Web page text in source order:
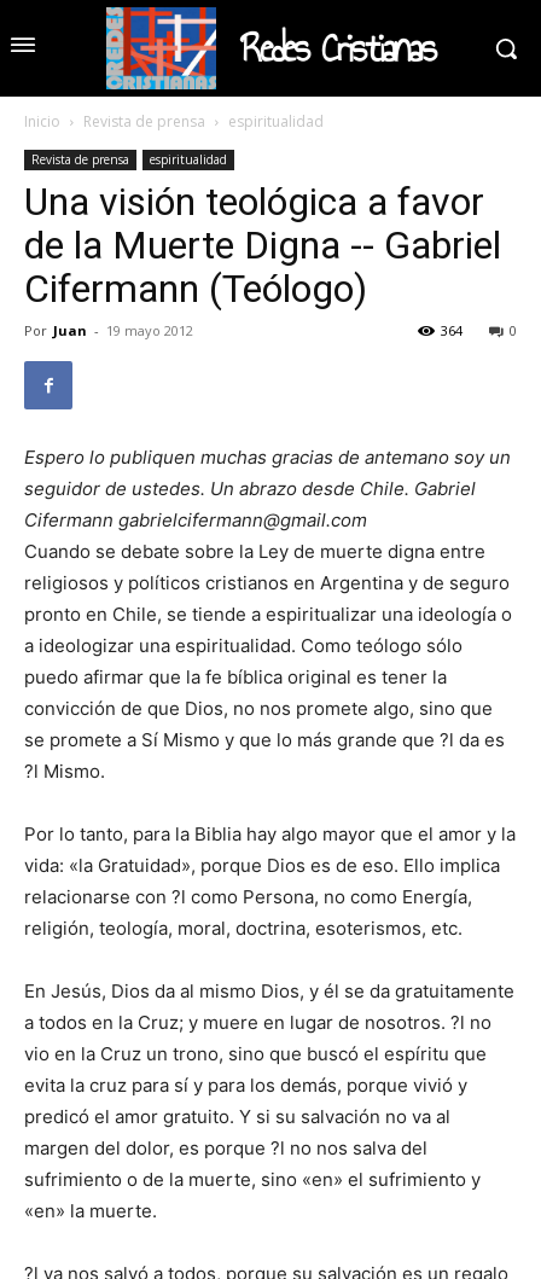
Redes Cristianas
Inicio Revista de prensa espiritualidad
Revista de prensa espiritualidad
Una visión teológica a favor
de la Muerte Digna -- Gabriel
Cifermann (Teólogo)
Por Juan - 19 mayo 2012 0
364
Espero lo publiquen muchas gracias de antemano soy un
seguidor de ustedes. Un abrazo desde Chile. Gabriel
Cifermann gabrielcifermann@gmail.com
Cuando se debate sobre la Ley de muerte digna entre
religiosos y políticos cristianos en Argentina y de seguro
pronto en Chile, se tiende a espiritualizar una ideología o
a ideologizar una espiritualidad. Como teólogo sólo
puedo afirmar que la fe bíblica original es tener la
convicción de que Dios, no nos promete algo, sino que
se promete a Sí Mismo y que lo más grande que ?l da es
?l Mismo.
Por lo tanto, para la Biblia hay algo mayor que el amor y la
vida: «la Gratuidad», porque Dios es de eso. Ello implica
relacionarse con ?l como Persona, no como Energía,
religión, teología, moral, doctrina, esoterismos, etc.
En Jesús, Dios da al mismo Dios, y él se da gratuitamente
a todos en la Cruz; y muere en lugar de nosotros. ?l no
vio en la Cruz un trono, sino que buscó el espíritu que
evita la cruz para sí y para los demás, porque vivió y
predicó el amor gratuito. Y si su salvación no va al
margen del dolor, es porque ?l no nos salva del
sufrimiento o de la muerte, sino «en» el sufrimiento y
«en» la muerte.
?l ya nos salvó a todos, porque su salvación es un regalo